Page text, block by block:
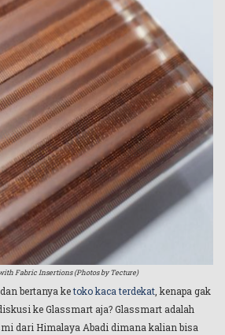
Fabric Insertions (Photos by Tecture)
bertanya ketoko kaca terdekat, kenapa gak
ke Glassmart aja? Glassmart adalah
dari Himalaya Abadi dimana kalian bisa